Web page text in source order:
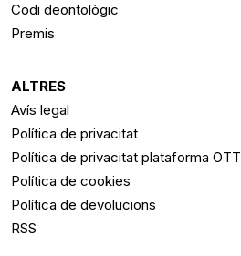
Codi deontològic
Premis
ALTRES
Avís legal
Política de privacitat
Política de privacitat plataforma OTT
Política de cookies
Política de devolucions
RSS